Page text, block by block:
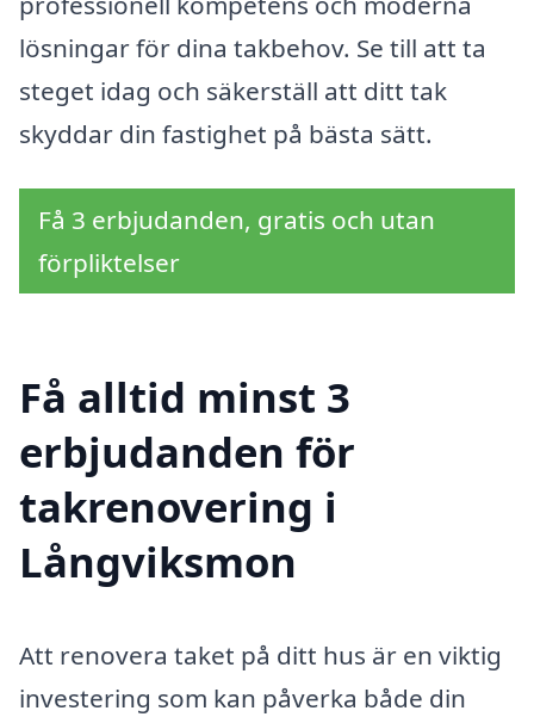
lösningar för dina takbehov. Se till att ta
steget idag och säkerställ att ditt tak
skyddar din fastighet på bästa sätt.
Få 3 erbjudanden, gratis och utan
förpliktelser
Få alltid minst 3
erbjudanden för
takrenovering i
Långviksmon
Att renovera taket på ditt hus är en viktig
investering som kan påverka både din